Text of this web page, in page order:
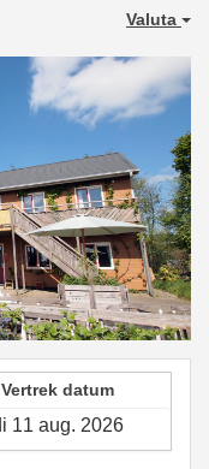
Valuta
Vertrek datum